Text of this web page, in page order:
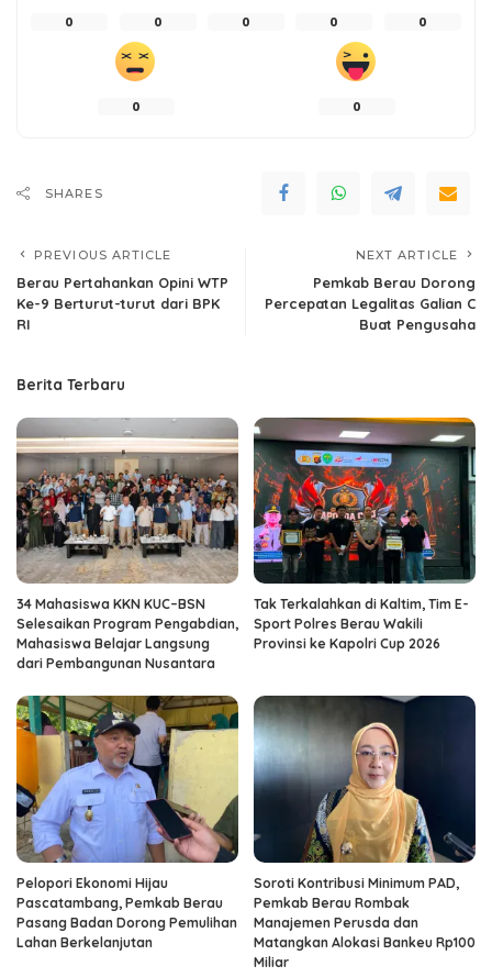
0 0 0 0 0
0 0
SHARES
PREVIOUS ARTICLE
Berau Pertahankan Opini WTP
Ke-9 Berturut-turut dari BPK
RI
NEXT ARTICLE
Pemkab Berau Dorong
Percepatan Legalitas Galian C
Buat Pengusaha
Berita Terbaru
34 Mahasiswa KKN KUC–BSN
Selesaikan Program Pengabdian,
Mahasiswa Belajar Langsung
dari Pembangunan Nusantara
Tak Terkalahkan di Kaltim, Tim E-
Sport Polres Berau Wakili
Provinsi ke Kapolri Cup 2026
Pelopori Ekonomi Hijau
Pascatambang, Pemkab Berau
Pasang Badan Dorong Pemulihan
Lahan Berkelanjutan
Soroti Kontribusi Minimum PAD,
Pemkab Berau Rombak
Manajemen Perusda dan
Matangkan Alokasi Bankeu Rp100
Miliar